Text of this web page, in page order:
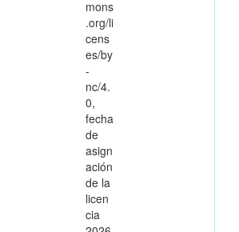
mons
.org/li
cens
es/by
-
nc/4.
0,
fecha
de
asign
ación
de la
licen
cia